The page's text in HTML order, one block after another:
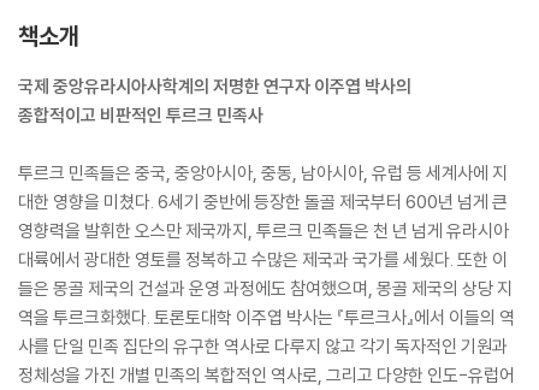
책소개
국제 중앙유라시아사학계의 저명한 연구자 이주엽 박사의
종합적이고 비판적인 투르크 민족사
투르크 민족들은 중국, 중앙아시아, 중동, 남아시아, 유럽 등 세계사에 지
대한 영향을 미쳤다. 6세기 중반에 등장한 돌골 제국부터 600년 넘게 큰
영향력을 발휘한 오스만 제국까지, 투르크 민족들은 천 년 넘게 유라시아
대륙에서 광대한 영토를 정복하고 수많은 제국과 국가를 세웠다. 또한 이
들은 몽골 제국의 건설과 운영 과정에도 참여했으며, 몽골 제국의 상당 지
역을 투르크화했다. 토론토대학 이주엽 박사는 『투르크사』에서 이들의 역
사를 단일 민족 집단의 유구한 역사로 다루지 않고 각기 독자적인 기원과
정체성을 가진 개별 민족의 복합적인 역사로, 그리고 다양한 인도-유럽어